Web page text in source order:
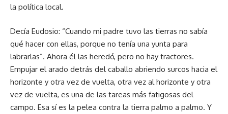
la política local.
Decía Eudosio: “Cuando mi padre tuvo las tierras no sabía
qué hacer con ellas, porque no tenía una yunta para
labrarlas”. Ahora él las heredó, pero no hay tractores.
Empujar el arado detrás del caballo abriendo surcos hacia el
horizonte y otra vez de vuelta, otra vez al horizonte y otra
vez de vuelta, es una de las tareas más fatigosas del
campo. Esa sí es la pelea contra la tierra palmo a palmo. Y